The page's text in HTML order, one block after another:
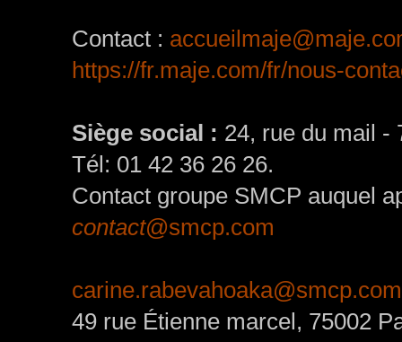
Contact :
https://fr.maje.com/fr/nous-
Siège social : 24, rue du mail -
Tél: 01 42 36 26 26.
Contact groupe SMCP auquel
contact@smcp.com
carine.rabevahoaka@smcp.com
49 rue Étienne marcel, 75002